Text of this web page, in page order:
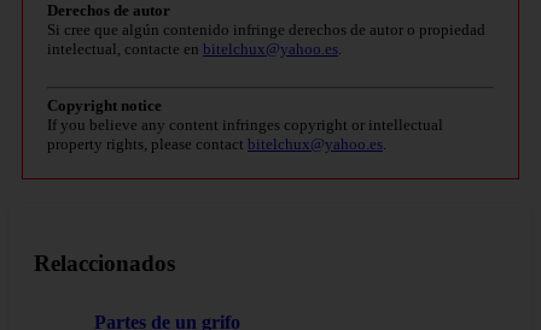
Derechos de autor
Si cree que algún contenido infringe derechos de autor o propiedad
intelectual, contacte en bitelchux@yahoo.es.
Copyright notice
If you believe any content infringes copyright or intellectual
property rights, please contact bitelchux@yahoo.es.
Relaccionados
Partes de un grifo